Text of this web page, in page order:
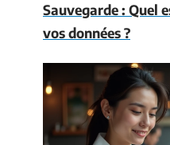
Sauvegarde : Quel
vos données ?